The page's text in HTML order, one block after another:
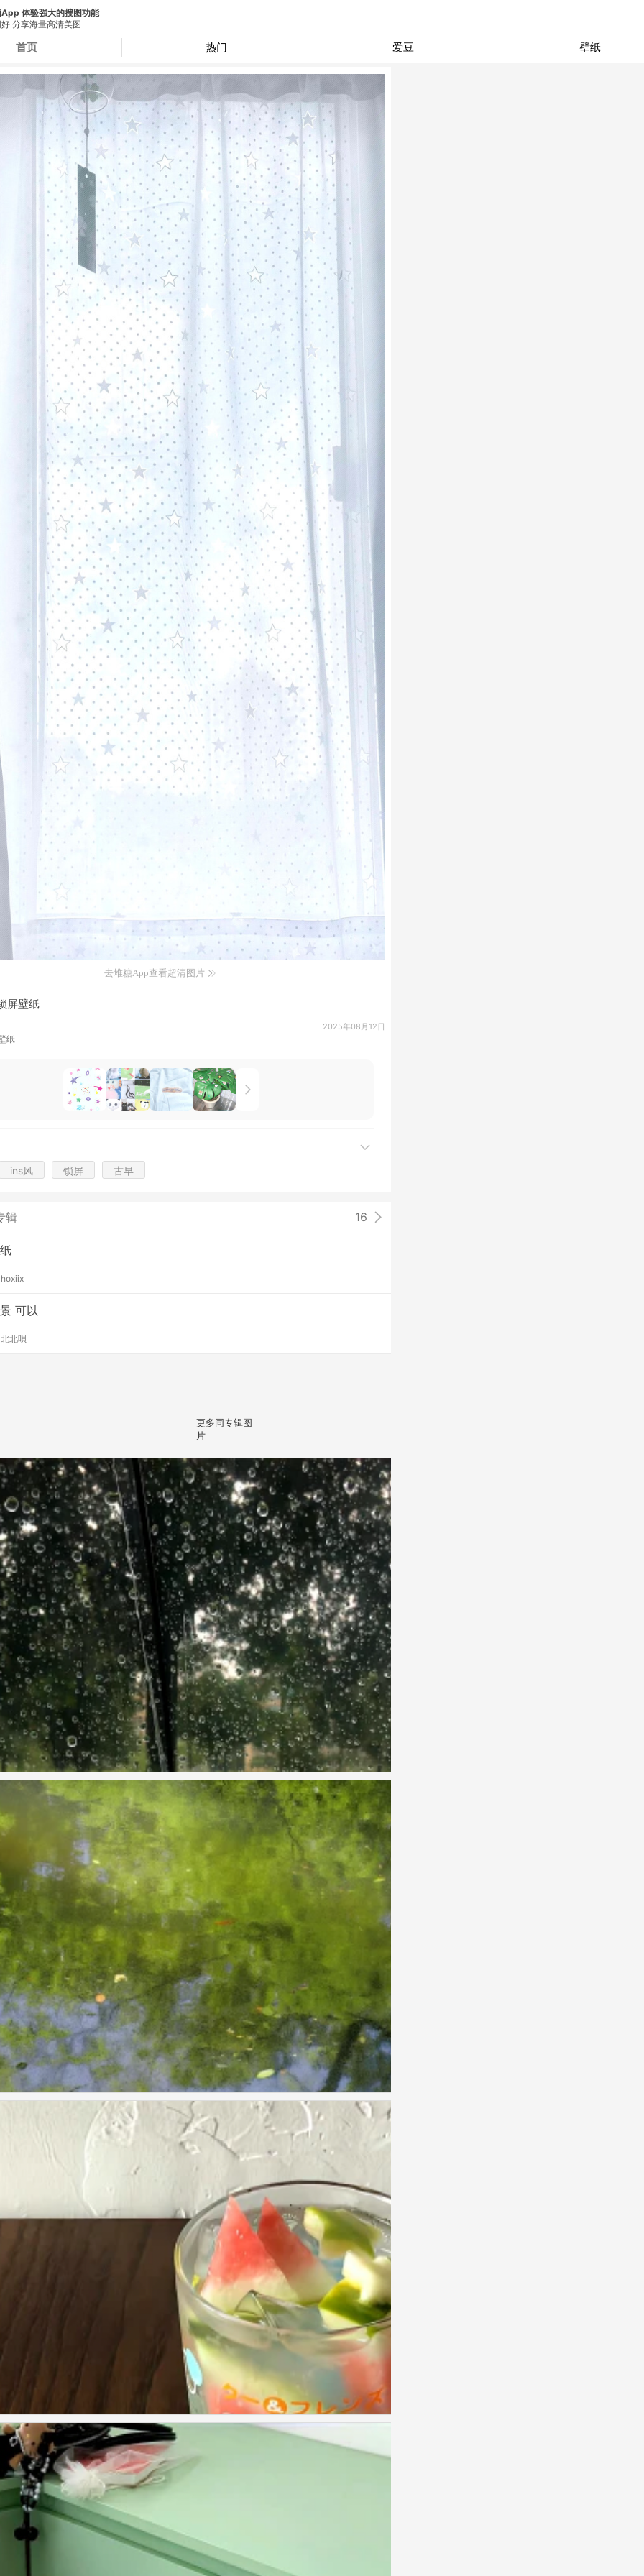
体验强大的搜图功能
分享海量高清美图
首页 热门 爱豆 壁纸
去堆糖App查看超清图片
屏壁纸
纸
2025年08月12日
ins风 锁屏 古早
辑 16
hoxiix
可以
北北唄
更多同专辑图
片
纸 锁屏